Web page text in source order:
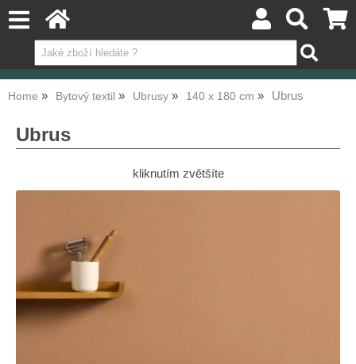
Home Bytový textil Ubrusy 140 x 180 cm Ubrus
Ubrus
kliknutím zvětšíte